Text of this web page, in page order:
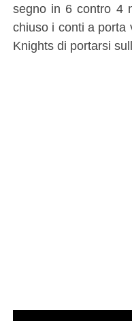
segno in 6 contro 4
chiuso i conti a porta
Knights di portarsi